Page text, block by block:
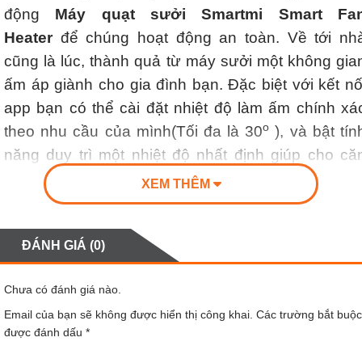
động Máy quạt sưởi Smartmi Smart
Heaterđể chúng hoạt động an toàn. Về tới
cũng là lúc, thành quả từ máy sưởi một không
ấm áp giành cho gia đình bạn. Đặc biệt với kết
app bạn có thể cài đặt nhiệt độ làm ấm chính
theo nhu cầu của mình(Tối đa là 30o ), và bật
năng duy trì một nhiệt độ nhất định giúp cho
phòng luôn luôn được giữ ấm ở mức nhiệt độ
hợp với bạn.
Với các máy sưởi điện thông thường khác khi
một nhiệt độ sưởi nhất định, máy sẽ tự động tắt
làm ấm.
XEM THÊM
ĐÁNH GIÁ (0)
Chưa có đánh giá nào.
Email của bạn sẽ không được hiển thị công khai. Các trường bắt buộc
được đánh dấu *